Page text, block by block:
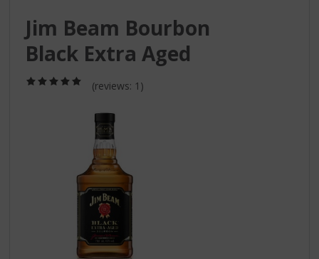
Jim Beam Bourbon
Black Extra Aged
/
(reviews: 1)